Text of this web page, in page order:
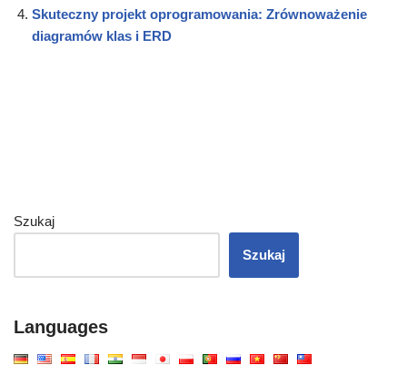
Skuteczny projekt oprogramowania: Zrównoważenie
diagramów klas i ERD
Szukaj
Szukaj
Languages